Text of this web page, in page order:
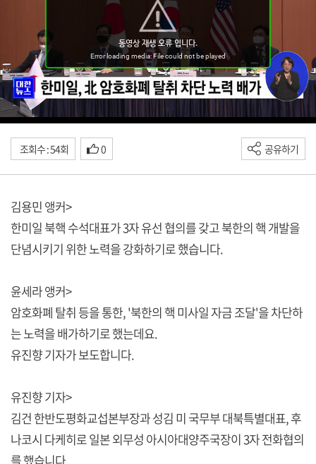
조회수 : 54회 0 공유하기
김용민 앵커>
한미일 북핵 수석대표가 3자 유선 협의를 갖고 북한의 핵 개발을
단념시키기 위한 노력을 강화하기로 했습니다.
윤세라 앵커>
암호화폐 탈취 등을 통한, '북한의 핵 미사일 자금 조달'을 차단하
는 노력을 배가하기로 했는데요.
유진향 기자가 보도합니다.
유진향 기자>
김건 한반도평화교섭본부장과 성김 미 국무부 대북특별대표, 후
나코시 다케히로 일본 외무성 아시아대양주국장이 3자 전화협의
를 했습니다.